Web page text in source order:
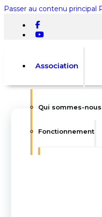
Passer au contenu principal
Rechercher
Association
Qui sommes-nous
Fonctionnement